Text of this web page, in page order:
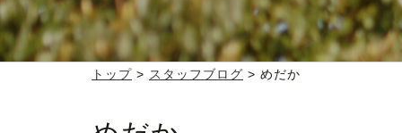
トップ > スタッフブログ > めだか